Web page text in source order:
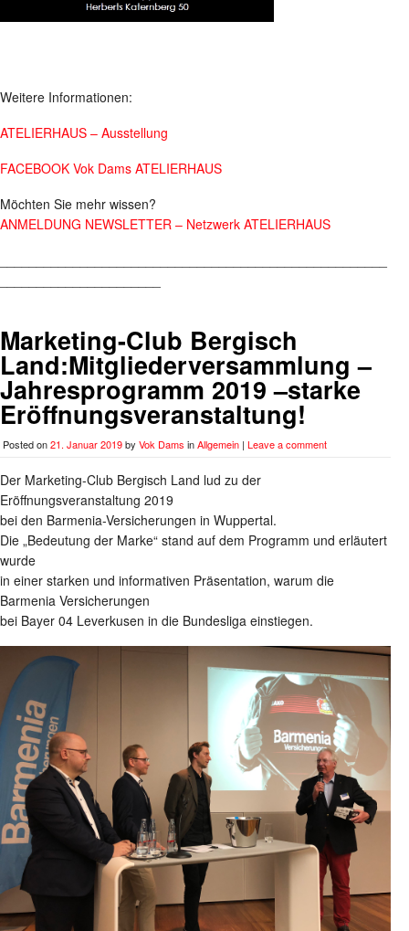
Weitere Informationen:
ATELIERHAUS – Ausstellung
FACEBOOK Vok Dams ATELIERHAUS
Möchten Sie mehr wissen?
ANMELDUNG NEWSLETTER – Netzwerk ATELIERHAUS
Marketing-Club Bergisch
Land:Mitgliederversammlung –
Jahresprogramm 2019 –starke
Eröffnungsveranstaltung!
Posted on21. Januar 2019by Vok Dams inAllgemein | Leave a comment
Der Marketing-Club Bergisch Land lud zu der
Eröffnungsveranstaltung 2019
bei den Barmenia-Versicherungen in Wuppertal.
Die „Bedeutung der Marke“ stand auf dem Programm und erläutert
wurde
in einer starken und informativen Präsentation, warum die
Barmenia Versicherungen
bei Bayer 04 Leverkusen in die Bundesliga einstiegen.